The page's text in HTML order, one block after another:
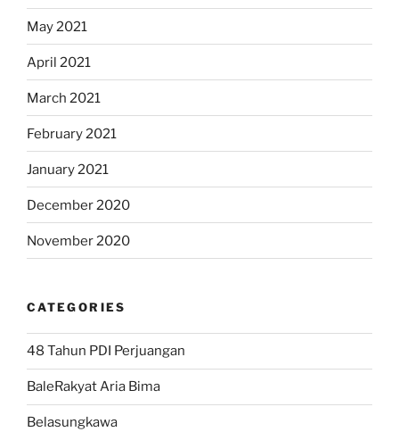
May 2021
April 2021
March 2021
February 2021
January 2021
December 2020
November 2020
CATEGORIES
48 Tahun PDI Perjuangan
BaleRakyat Aria Bima
Belasungkawa